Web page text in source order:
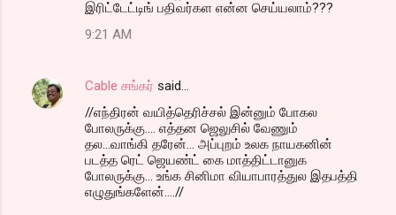
இரிட்டேட்டிங் பதிவர்கள என்ன செய்யலாம்???
9:21 AM
Cable சங்கர் said…
//எந்திரன் வயித்தெரிச்சல் இன்னும் போகல
போலருக்கு.... எத்தன ஜெலுசில் வேணும்
தல...வாங்கி தரேன்... அப்புறம் உலக நாயகனின்
படத்த ரெட் ஜெயண்ட் கை மாத்திட்டானுக‌
போலருக்கு... உங்க சினிமா வியாபாரத்துல இதபத்தி
எழுதுங்களேன்....//